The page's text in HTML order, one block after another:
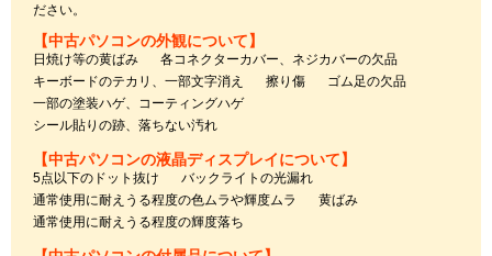
ださい。
【中古パソコンの外観について】
日焼け等の黄ばみ
各コネクターカバー、ネジカバーの欠品
キーボードのテカリ、一部文字消え
擦り傷
ゴム足の欠品
一部の塗装ハゲ、コーティングハゲ
シール貼りの跡、落ちない汚れ
【中古パソコンの液晶ディスプレイについて】
5点以下のドット抜け
バックライトの光漏れ
通常使用に耐えうる程度の色ムラや輝度ムラ
黄ばみ
通常使用に耐えうる程度の輝度落ち